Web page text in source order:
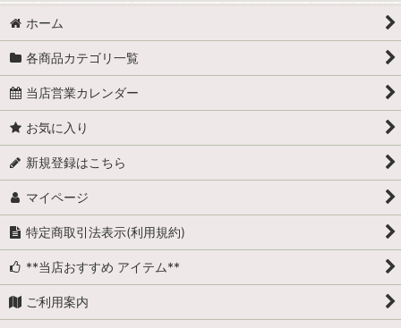
ホーム
各商品カテゴリ一覧
当店営業カレンダー
お気に入り
新規登録はこちら
マイページ
特定商取引法表示(利用規約)
**当店おすすめ アイテム**
ご利用案内